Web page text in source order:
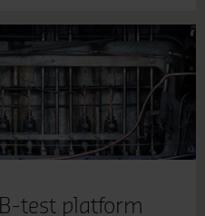
test platform